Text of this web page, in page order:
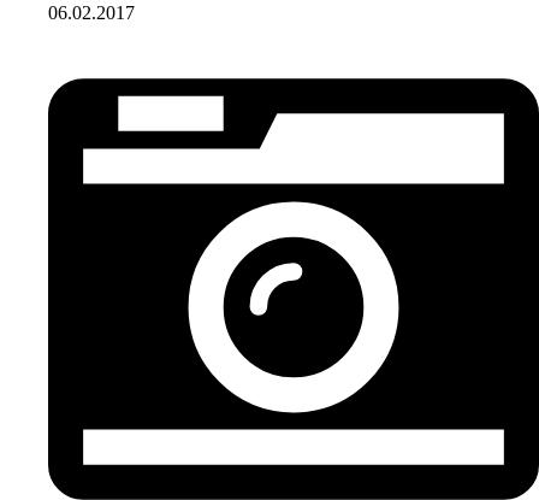
06.02.2017